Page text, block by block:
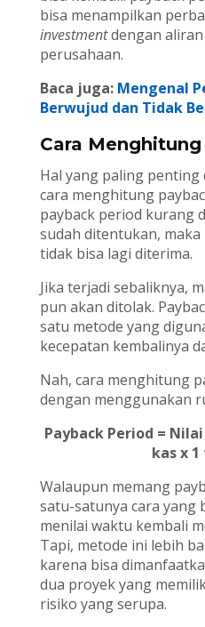
bisa menampilkan
investmentdengan
perusahaan.
Baca juga: Mengenal
Berwujud dan Tidak
Cara
Hal yang paling penting
cara menghitung
payback period kurang
sudah ditentukan,
tidak bisa lagi diterima.
Jika terjadi sebaliknya,
pun akan ditolak.
satu metode yang
kecepatan kembalinya
Nah, cara menghitung
dengan menggunakan
Payback Period =
kas x
Walaupun memang
satu-satunya cara yang
menilai waktu kembali
Tapi, metode ini lebih
karena bisa
dua proyek yang
risiko yang serupa.